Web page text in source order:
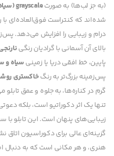
(به جز لب‌ها) به صورتgrayscale (سیاه، سفید و خاکستری)
شده‌اند که کنتراست فوق‌العاده‌ای
درام و زیبایی را افزایش می‌دهد.
بالای آن آسمانی با گرادیان رنگی
پایین، خط افقی دریا یا زمینیسیاه و
پس‌زمینه بزرگ‌تر به رنگخاکستری
گرم در کناره‌ها، به جلوه و عمق تابلو
تنها یک اثر دکوراتیو است، بلکه
زیبایی‌های پنهان است. این تابلو
گزینه‌ای عالی برای دکوراسیون اتاق
هنری، و هر مکانی است که به دنبال